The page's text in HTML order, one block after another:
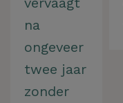
na
ongeveer
twee jaar
zonder